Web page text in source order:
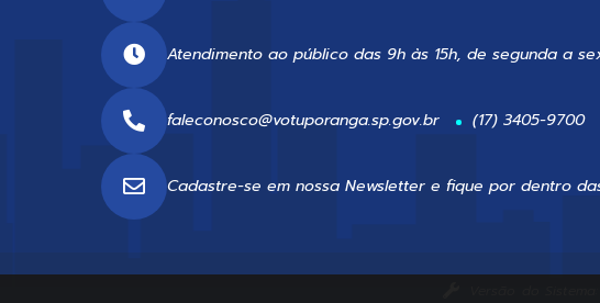
Atendimento ao público das 9h às 15h, de segunda a
faleconosco@votuporanga.sp.gov.br (17) 3405-9700
Cadastre-se em nossa Newsletter e fique por dentro